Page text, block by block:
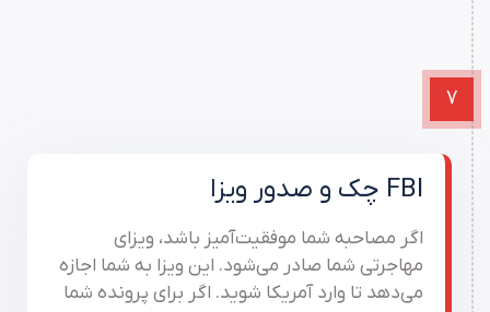
7
FBI چک و صدور ویزا
اگر مصاحبه شما موفقیت‌آمیز باشد، ویزای
مهاجرتی شما صادر می‌شود. این ویزا به شما اجازه
می‌دهد تا وارد آمریکا شوید. اگر برای پرونده شما